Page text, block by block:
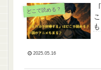
どこで読める？
2025.05.16